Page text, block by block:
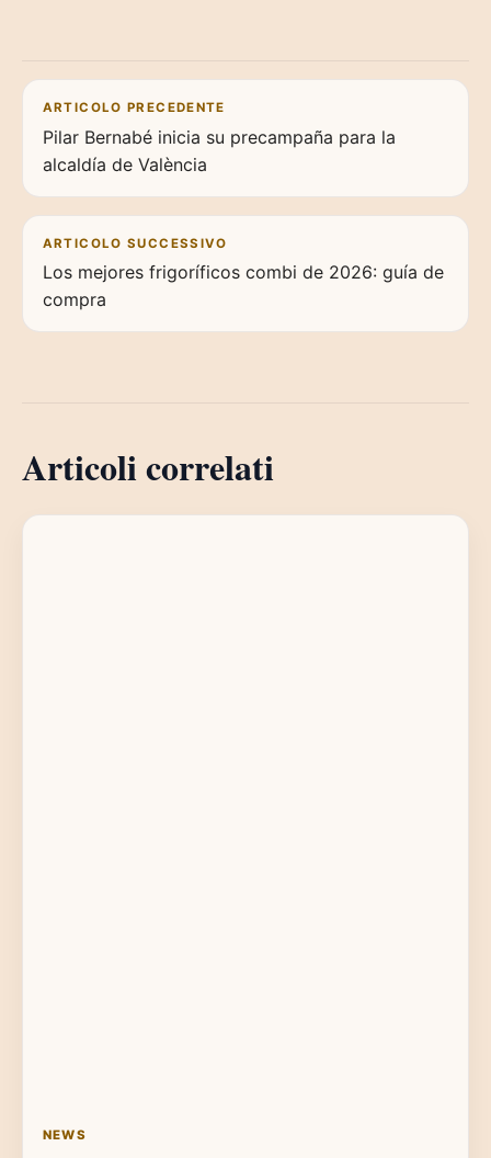
Navigazione articoli
ARTICOLO PRECEDENTE
Pilar Bernabé inicia su precampaña para la
alcaldía de València
ARTICOLO SUCCESSIVO
Los mejores frigoríficos combi de 2026: guía de
compra
Articoli correlati
NEWS